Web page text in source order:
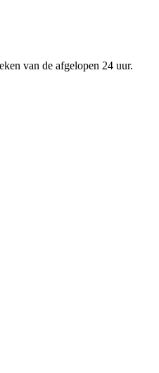
van de afgelopen 24 uur.